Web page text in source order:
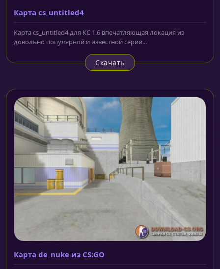
Карта cs_untitled4
Карта cs_untitled4 для КС 1.6 впечатляющая локация из
довольно популярной и известной серии...
Скачать
Карта de_nuke из CS:GO